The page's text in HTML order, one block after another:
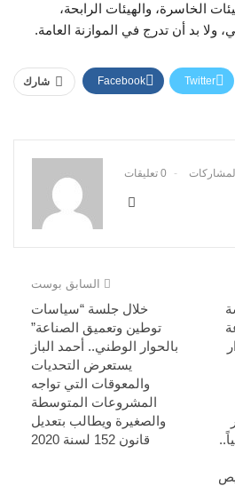
الخاسرة، والهيئات الرابحة،
ولا بد أن تدرج في الموازنة العامة.
شارك Facebook Twitter
0 تعليقات
السابق بوست
خلال جلسة “سياسات
توطين وتعميق الصناعة”
بالحوار الوطني.. أحمد الباز
يستعرض التحديات
والمعوقات التي تواجه
المشروعات المتوسطة
والصغيرة ويطالب بتعديل
قانون 152 لسنة 2020